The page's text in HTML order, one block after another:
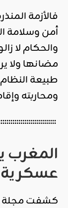
فالأزمة
أمن وسلامة
والحكام لا
مضانها ولا
طبيعة
ومحاربته
المغرب
عسكرية
كشفت مجلة